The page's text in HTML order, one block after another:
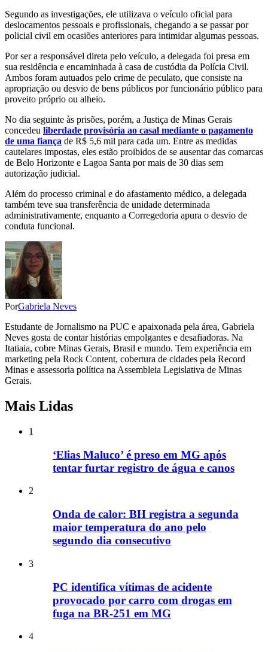
Segundo as investigações, ele utilizava o veículo oficial para
deslocamentos pessoais e profissionais, chegando a se passar por
policial civil em ocasiões anteriores para intimidar algumas pessoas.
Por ser a responsável direta pelo veículo, a delegada foi presa em
sua residência e encaminhada à casa de custódia da Polícia Civil.
Ambos foram autuados pelo crime de peculato, que consiste na
apropriação ou desvio de bens públicos por funcionário público para
proveito próprio ou alheio.
No dia seguinte às prisões, porém, a Justiça de Minas Gerais
concedeu liberdade provisória ao casal mediante o pagamento
de uma fiança de R$ 5,6 mil para cada um. Entre as medidas
cautelares impostas, eles estão proibidos de se ausentar das comarcas
de Belo Horizonte e Lagoa Santa por mais de 30 dias sem
autorização judicial.
Além do processo criminal e do afastamento médico, a delegada
também teve sua transferência de unidade determinada
administrativamente, enquanto a Corregedoria apura o desvio de
conduta funcional.
PorGabriela Neves
Estudante de Jornalismo na PUC e apaixonada pela área, Gabriela
Neves gosta de contar histórias empolgantes e desafiadoras. Na
Itatiaia, cobre Minas Gerais, Brasil e mundo. Tem experiência em
marketing pela Rock Content, cobertura de cidades pela Record
Minas e assessoria política na Assembleia Legislativa de Minas
Gerais.
Mais Lidas
1
‘Elias Maluco’ é preso em MG após
tentar furtar registro de água e canos
2
Onda de calor: BH registra a segunda
maior temperatura do ano pelo
segundo dia consecutivo
3
PC identifica vítimas de acidente
provocado por carro com drogas em
fuga na BR-251 em MG
4